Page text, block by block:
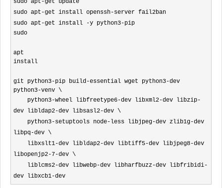
sudo apt-get update
sudo apt-get install openssh-server fail2ban
sudo apt-get install -y python3-pip
sudo
apt
install
git python3-pip build-essential wget python3-dev
python3-venv \
python3-wheel libfreetype6-dev libxml2-dev libzip-
dev libldap2-dev libsasl2-dev \
python3-setuptools node- less
libjpeg-dev zlib1g-dev
libpq-dev \
libxslt1-dev libldap2-dev libtiff5-dev libjpeg8-dev
libopenjp2-7-dev \
liblcms2-dev libwebp-dev libharfbuzz-dev libfribidi-
dev libxcb1-dev